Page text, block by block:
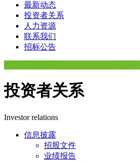
最新动态
投资者关系
人力资源
联系我们
招标公告
投资者关系
Investor relations
信息披露
招股文件
业绩报告